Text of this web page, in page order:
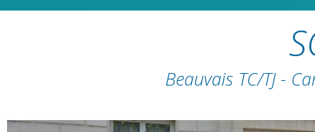
Beauvais TC/TJ -